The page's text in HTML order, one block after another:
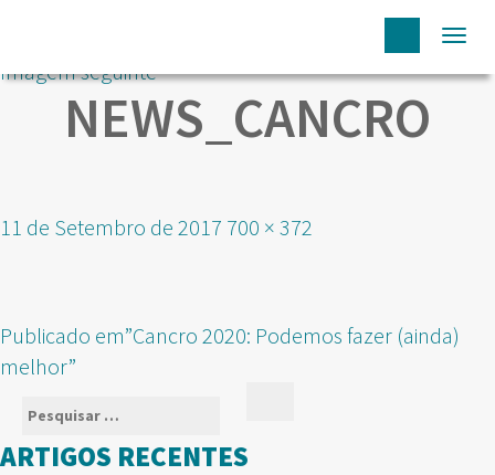
Imagem seguinte
NEWS_CANCRO
Publicado
11 de Setembro de 2017 Tamanho
700 × 372
NAVEGAÇÃO
DE
ARTIGOS
Publicado em”Cancro 2020: Podemos fazer (ainda)
melhor”
Pesquisar
por:
ARTIGOS RECENTES